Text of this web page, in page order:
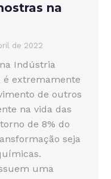
na
de 2022
Indústria
extremamente
de outros
na vida das
de 8% do
seja
uma